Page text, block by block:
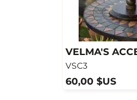
VELMA'S
VSC3
60,00 $US